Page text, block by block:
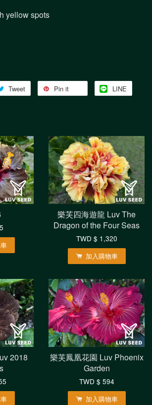
yellow spots
Tweet Pin it LINE
樂芙四海遊龍 Luv The
Dragon of the Four Seas
TWD $ 1,320
加入購物車
2018
樂芙鳳凰花園 Luv Phoenix
Garden
TWD $ 594
加入購物車